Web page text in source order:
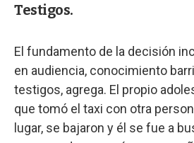
Testigos.
El fundamento de la decisión
en audiencia, conocimiento
testigos, agrega. El propio
que tomó el taxi con otra
lugar, se bajaron y él se fue a